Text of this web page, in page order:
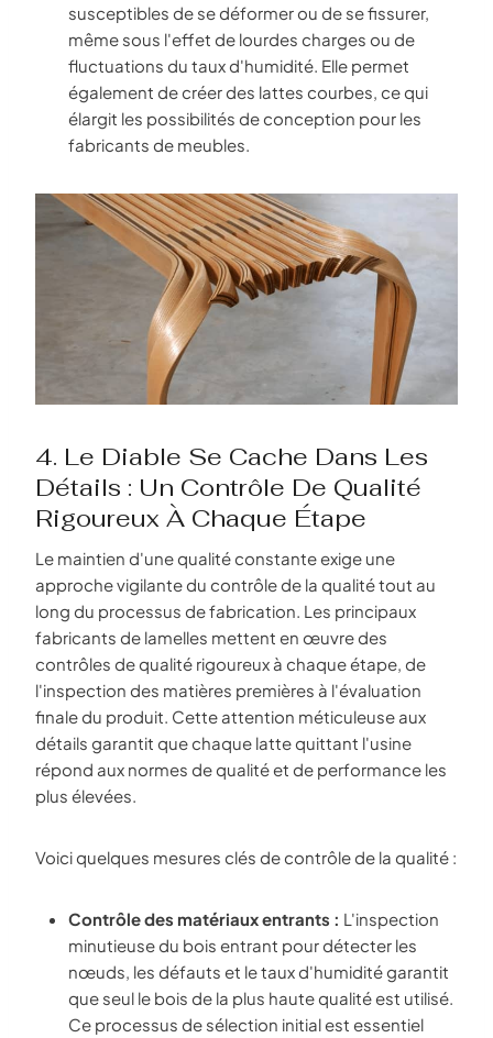
susceptibles de se déformer ou de se fissurer,
même sous l'effet de lourdes charges ou de
fluctuations du taux d'humidité. Elle permet
également de créer des lattes courbes, ce qui
élargit les possibilités de conception pour les
fabricants de meubles.
4. Le Diable Se Cache Dans Les
Détails : Un Contrôle De Qualité
Rigoureux À Chaque Étape
Le maintien d'une qualité constante exige une
approche vigilante du contrôle de la qualité tout au
long du processus de fabrication. Les principaux
fabricants de lamelles mettent en œuvre des
contrôles de qualité rigoureux à chaque étape, de
l'inspection des matières premières à l'évaluation
finale du produit. Cette attention méticuleuse aux
détails garantit que chaque latte quittant l'usine
répond aux normes de qualité et de performance les
plus élevées.
Voici quelques mesures clés de contrôle de la qualité :
Contrôle des matériaux entrants : L'inspection
minutieuse du bois entrant pour détecter les
nœuds, les défauts et le taux d'humidité garantit
que seul le bois de la plus haute qualité est utilisé.
Ce processus de sélection initial est essentiel